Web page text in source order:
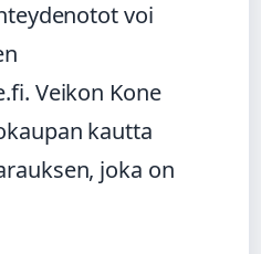
voi
Veikon Kone
kautta
joka on